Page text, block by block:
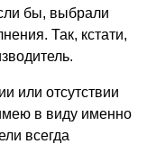
бы, выбрали
Так, кстати,
или отсутствии
в виду именно
всегда